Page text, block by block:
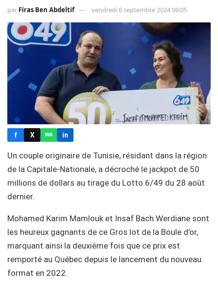
par Firas Ben Abdeltif vendredi 6 septembre 2024 09:05
f X WA in
Un couple originaire de Tunisie, résidant dans la région
de la Capitale-Nationale, a décroché le jackpot de 50
millions de dollars au tirage du Lotto 6/49 du 28 août
dernier.
Mohamed Karim Mamlouk et Insaf Bach Werdiane sont
les heureux gagnants de ce Gros lot de la Boule d’or,
marquant ainsi la deuxième fois que ce prix est
remporté au Québec depuis le lancement du nouveau
format en 2022.